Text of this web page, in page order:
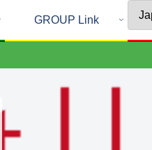
GROUP Link